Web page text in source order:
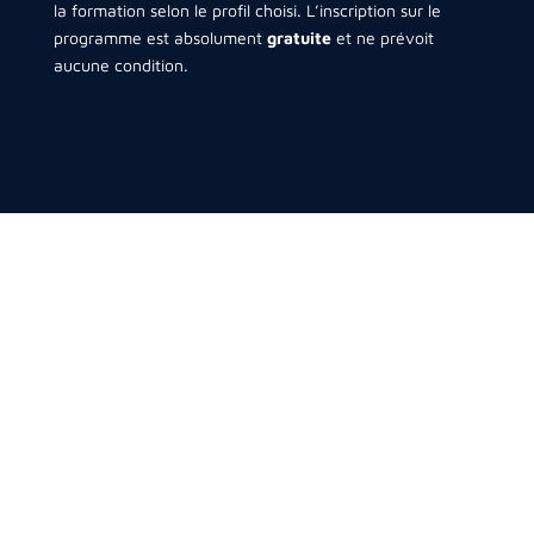
la formation selon le profil choisi. L’inscription sur le
programme est absolument gratuiteet ne prévoit
aucune condition.